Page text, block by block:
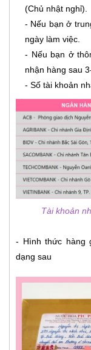
(Chủ nhật nghỉ).
- Nếu bạn ở
ngày làm việc.
- Nếu bạn ở
nhận hàng sau
- Số tài khoản
Tài khoản
- Hình thức hàng
dạng sau